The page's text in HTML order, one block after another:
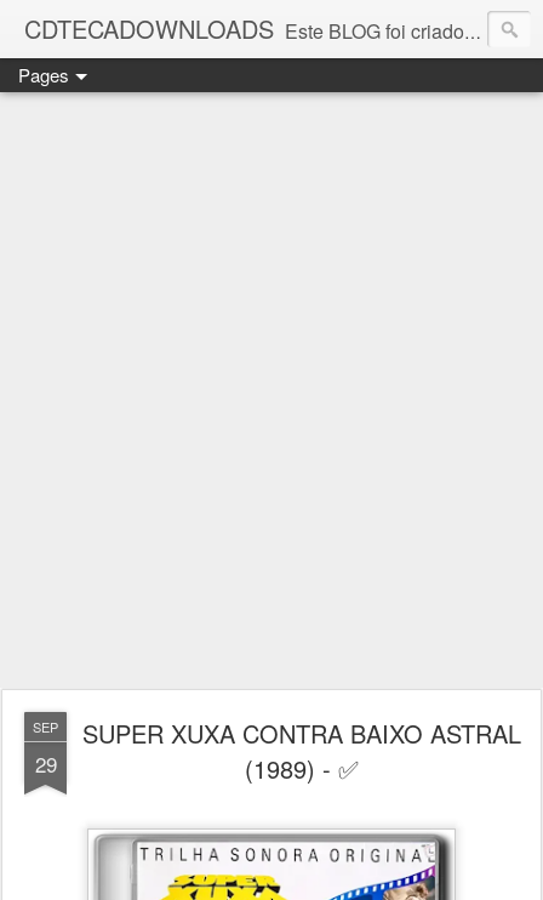
CDTECADOWNLOADS Este BLOG foi criado para os amantes da música. Aqui você encontra vários álbuns musicais. Todos os ritmos, álbuns antigos que foi e continua sendo SUCESSO.
Pages
SEP
29
SUPER XUXA CONTRA BAIXO ASTRAL
(1989) - ✅